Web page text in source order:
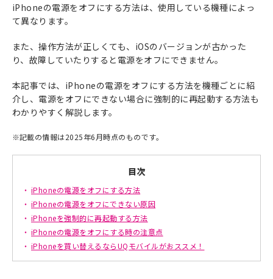
iPhoneの電源をオフにする方法は、使用している機種によっ
て異なります。
また、操作方法が正しくても、iOSのバージョンが古かった
り、故障していたりすると電源をオフにできません。
本記事では、iPhoneの電源をオフにする方法を機種ごとに紹
介し、電源をオフにできない場合に強制的に再起動する方法も
わかりやすく解説します。
※記載の情報は2025年6月時点のものです。
目次
iPhoneの電源をオフにする方法
iPhoneの電源をオフにできない原因
iPhoneを強制的に再起動する方法
iPhoneの電源をオフにする時の注意点
iPhoneを買い替えるならUQモバイルがおススメ！